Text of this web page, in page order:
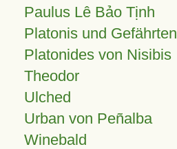
Paulus Lê Bảo Tịnh
Platonis und Gefährten
Platonides von Nisibis
Theodor
Ulched
Urban von Peñalba
Winebald